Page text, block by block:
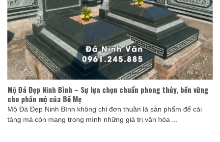
Mộ Đá Đẹp Ninh Bình – Sự lựa chọn chuẩn phong thủy, bền vững
cho phần mộ của Bố Mẹ
Mộ Đá Đẹp Ninh Bình không chỉ đơn thuần là sản phẩm để cải
táng mà còn mang trong mình những giá trị văn hóa ...